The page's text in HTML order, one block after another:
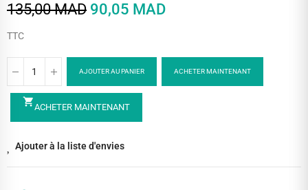
135,00 MAD 90,05 MAD
TTC
AJOUTER AU PANIER ACHETER MAINTENANT
shopping_cartACHETER MAINTENANT
Ajouter à la liste d'envies